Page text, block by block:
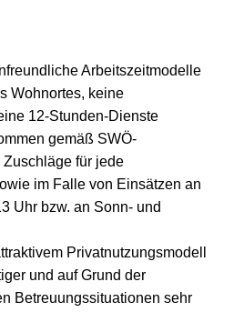
Arbeitszeitmodelle
Wohnortes, keine
12-Stunden-Dienste
gemäß SWÖ-
Zuschläge für jede
im Falle von Einsätzen an
Uhr bzw. an Sonn- und
Privatnutzungsmodell
und auf Grund der
Betreuungssituationen sehr